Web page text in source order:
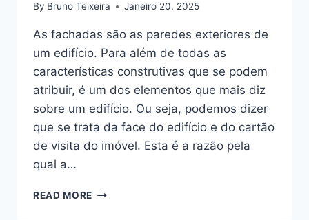
By Bruno Teixeira Janeiro 20, 2025
As fachadas são as paredes exteriores de
um edifício. Para além de todas as
características construtivas que se podem
atribuir, é um dos elementos que mais diz
sobre um edifício. Ou seja, podemos dizer
que se trata da face do edifício e do cartão
de visita do imóvel. Esta é a razão pela
qual a…
READ MORE